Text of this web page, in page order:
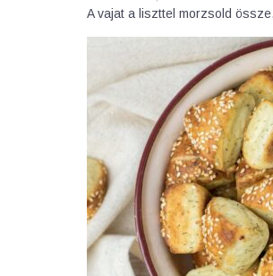
A vajat a liszttel morzsold